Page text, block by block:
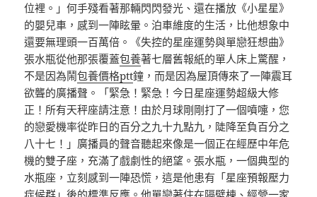
位裡。」何手殘看著那輛閃閃發光、還在播放《小星星》
的嬰兒車，感到一陣眩暈。泊車維度的生活，比他想象中
還要無理頭一百萬倍。《失控的星座運勢與單戀狂想曲》
張水瓶從他那張覆蓋包養著七層舊報紙的單人床上驚醒，
不是因為鬧包養價格ptt鐘，而是因為屋頂傳來了一陣震耳
欲聾的廣播聲。「緊急！緊急！今日星座運勢超級大修
正！所有天秤座請注意！由於月球剛剛打了一個噴嚏，您
的戀愛機率從昨日的百分之九十九點九，陡降至負百分之
八十七！」廣播員的聲音聽起來像是一個正在經歷中年危
機的雙子座，充滿了戲劇性的絕望。張水瓶，一個典型的
水瓶座，立刻感到一陣恐慌，這是他患有「星座預報壓力